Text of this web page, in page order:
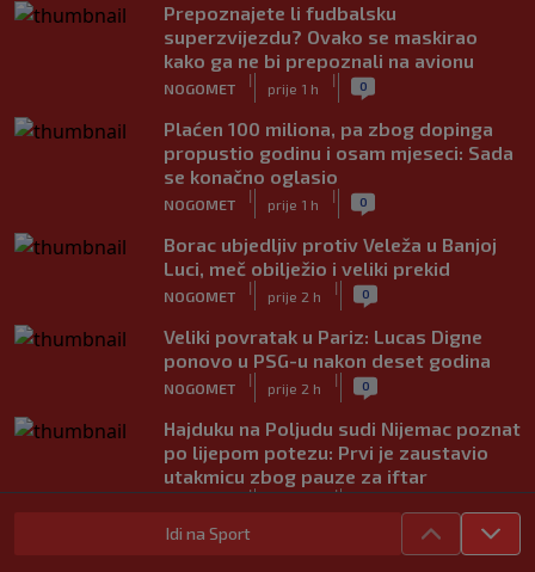
Prepoznajete li fudbalsku
superzvijezdu? Ovako se maskirao
kako ga ne bi prepoznali na avionu
NOGOMET
|
prije 1 h
| 0
Plaćen 100 miliona, pa zbog dopinga
propustio godinu i osam mjeseci: Sada
se konačno oglasio
NOGOMET
|
prije 1 h
| 0
Borac ubjedljiv protiv Veleža u Banjoj
Luci, meč obilježio i veliki prekid
NOGOMET
|
prije 2 h
| 0
Veliki povratak u Pariz: Lucas Digne
ponovo u PSG-u nakon deset godina
NOGOMET
|
prije 2 h
| 0
Hajduku na Poljudu sudi Nijemac poznat
po lijepom potezu: Prvi je zaustavio
utakmicu zbog pauze za iftar
| |
Asistencija iz auta kakva se rijetko viđa:
Idi na Sport